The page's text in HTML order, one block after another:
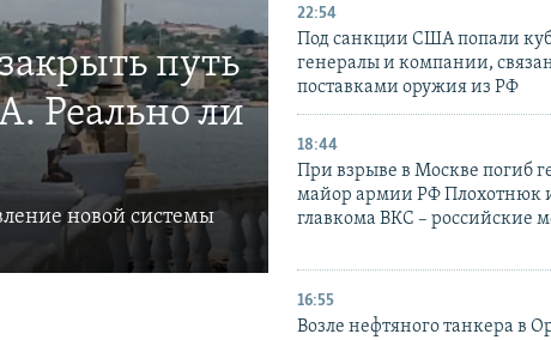
путь
Реально ли
новой системы
22:54
Под санкции США попали
генералы и компании,
поставками оружия из РФ
18:44
При взрыве в Москве погиб
майор армии РФ Плохотнюк
главкома ВКС – российские
16:55
Возле нефтяного танкера в